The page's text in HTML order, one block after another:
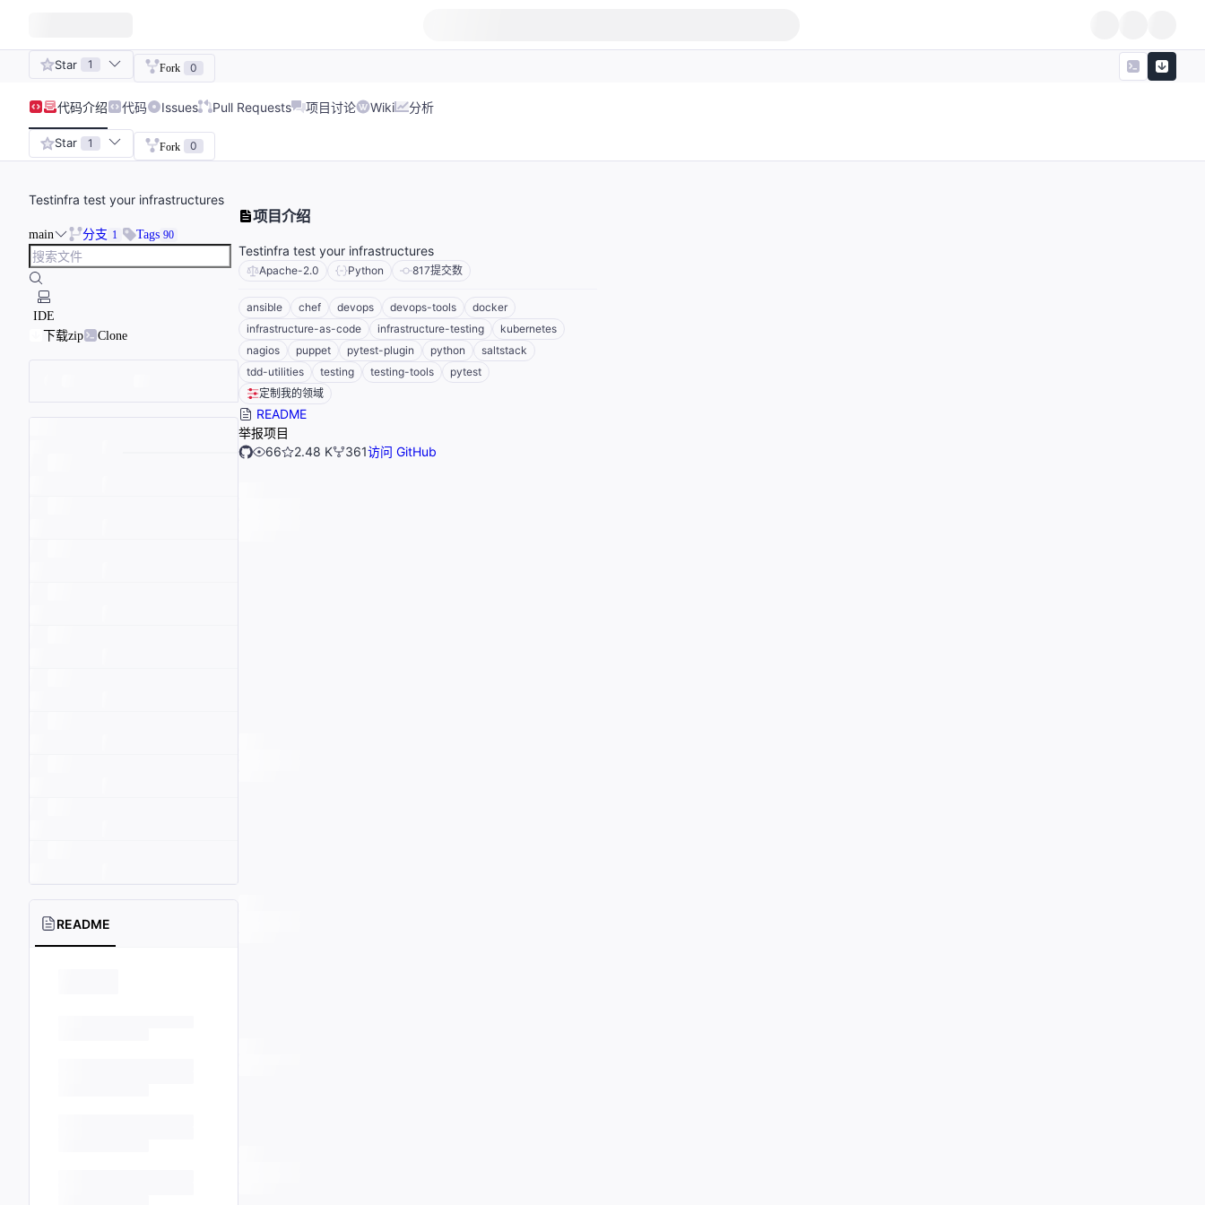
Star 1 Fork 0
代码介绍 代码 Issues Pull Requests 项目讨论 Wiki 分析
Star 1 Fork 0
Testinfra test your infrastructures
main 分支 1 Tags 90
IDE
下载zip
Clone
README
项目介绍
Testinfra test your infrastructures
Apache-2.0 Python 817提交数
ansible chef devops devops-tools
docker
infrastructure-as-code
infrastructure-testing
kubernetes
nagios
puppet pytest-plugin python
saltstack
tdd-utilities
testing testing-tools
pytest
定制我的领域
README
举报项目
66
2.48 K 361访问 GitHub